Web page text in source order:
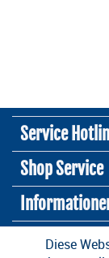
Service
Shop Service
Newsletter
Diese